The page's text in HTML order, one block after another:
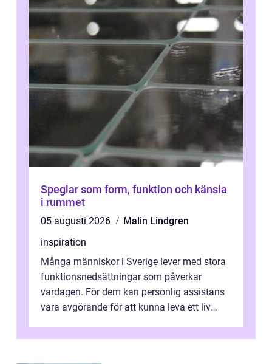
Speglar som form, funktion och känsla
i rummet
05 augusti 2026
Malin Lindgren
inspiration
Många människor i Sverige lever med stora
funktionsnedsättningar som påverkar
vardagen. För dem kan personlig assistans
vara avgörande för att kunna leva ett liv